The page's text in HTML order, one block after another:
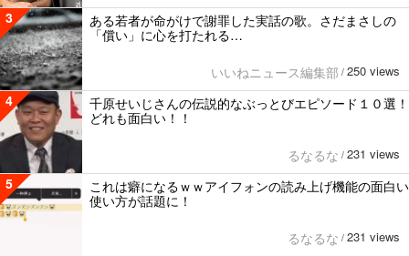
3
ある若者が命がけで謝罪した実話の歌。さだまさしの
「償い」に心を打たれる…
いいねニュース編集部 / 250 views
4
千原せいじさんの伝説的なぶっとびエピソード１０選！
どれも面白い！！
るなるな / 231 views
5
これは癖になるｗｗアイフォンの読み上げ機能の面白い
使い方が話題に！
るなるな / 231 views